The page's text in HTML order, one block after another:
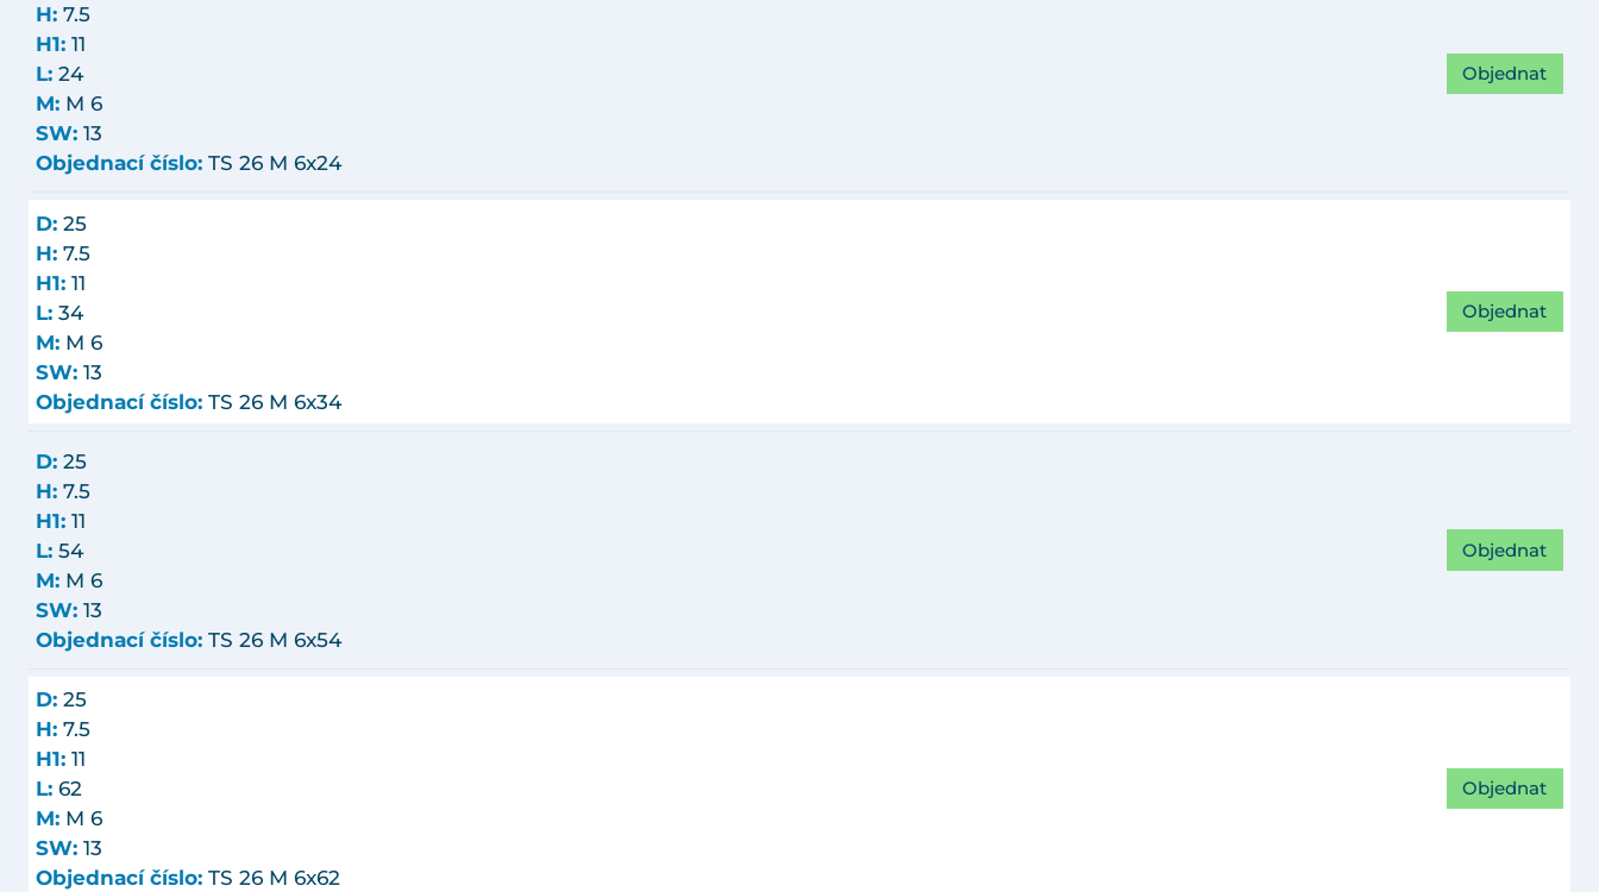
H: 7.5
H1: 11
L: 24
M: M 6
SW: 13
Objednací číslo: TS 26 M 6x24
Objednat
D: 25
H: 7.5
H1: 11
L: 34
M: M 6
SW: 13
Objednací číslo: TS 26 M 6x34
Objednat
D: 25
H: 7.5
H1: 11
L: 54
M: M 6
SW: 13
Objednací číslo: TS 26 M 6x54
Objednat
D: 25
H: 7.5
H1: 11
L: 62
M: M 6
SW: 13
Objednací číslo: TS 26 M 6x62
Objednat